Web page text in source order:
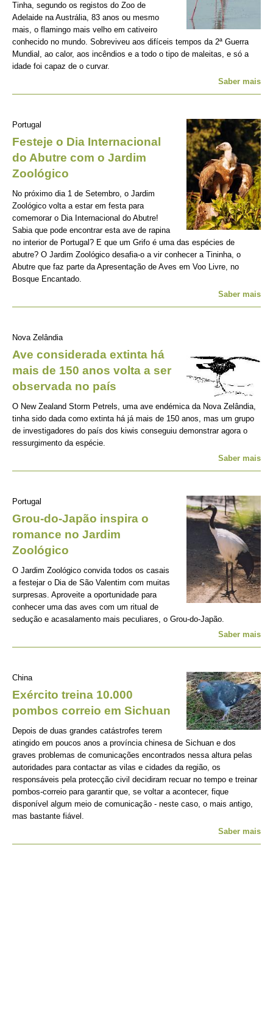
Tinha, segundo os registos do Zoo de
Adelaide na Austrália, 83 anos ou mesmo
mais, o flamingo mais velho em cativeiro
conhecido no mundo. Sobreviveu aos difíceis tempos da 2ª Guerra
Mundial, ao calor, aos incêndios e a todo o tipo de maleitas, e só a
idade foi capaz de o curvar.
Saber mais
Portugal
Festeje o Dia Internacional
do Abutre com o Jardim
Zoológico
No próximo dia 1 de Setembro, o Jardim
Zoológico volta a estar em festa para
comemorar o Dia Internacional do Abutre!
Sabia que pode encontrar esta ave de rapina
no interior de Portugal? E que um Grifo é uma das espécies de
abutre? O Jardim Zoológico desafia-o a vir conhecer a Tininha, o
Abutre que faz parte da Apresentação de Aves em Voo Livre, no
Bosque Encantado.
Saber mais
Nova Zelândia
Ave considerada extinta há
mais de 150 anos volta a ser
observada no país
O New Zealand Storm Petrels, uma ave endémica da Nova Zelândia,
tinha sido dada como extinta há já mais de 150 anos, mas um grupo
de investigadores do país dos kiwis conseguiu demonstrar agora o
ressurgimento da espécie.
Saber mais
Portugal
Grou-do-Japão inspira o
romance no Jardim
Zoológico
O Jardim Zoológico convida todos os casais
a festejar o Dia de São Valentim com muitas
surpresas. Aproveite a oportunidade para
conhecer uma das aves com um ritual de
sedução e acasalamento mais peculiares, o Grou-do-Japão.
Saber mais
China
Exército treina 10.000
pombos correio em Sichuan
Depois de duas grandes catástrofes terem
atingido em poucos anos a província chinesa de Sichuan e dos
graves problemas de comunicações encontrados nessa altura pelas
autoridades para contactar as vilas e cidades da região, os
responsáveis pela protecção civil decidiram recuar no tempo e treinar
pombos-correio para garantir que, se voltar a acontecer, fique
disponível algum meio de comunicação - neste caso, o mais antigo,
mas bastante fiável.
Saber mais